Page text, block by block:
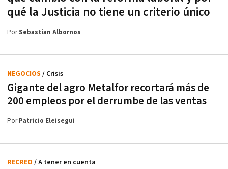
qué la Justicia no tiene un criterio único
PorSebastian Albornos
Gigante del agro Metalfor recortará más de
200 empleos por el derrumbe de las ventas
NEGOCIOS / Crisis
PorPatricio Eleisegui
RECREO / A tener en cuenta